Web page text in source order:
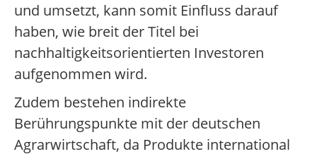
und umsetzt, kann somit Einfluss darauf
haben, wie breit der Titel bei
nachhaltigkeitsorientierten Investoren
aufgenommen wird.
Zudem bestehen indirekte
Berührungspunkte mit der deutschen
Agrarwirtschaft, da Produkte international